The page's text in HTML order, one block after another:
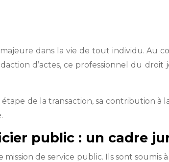
dans la vie de tout individu.
d’actes, ce professionnel du
de la transaction, sa contribution à
public : un cadre
mission de service public. Ils sont